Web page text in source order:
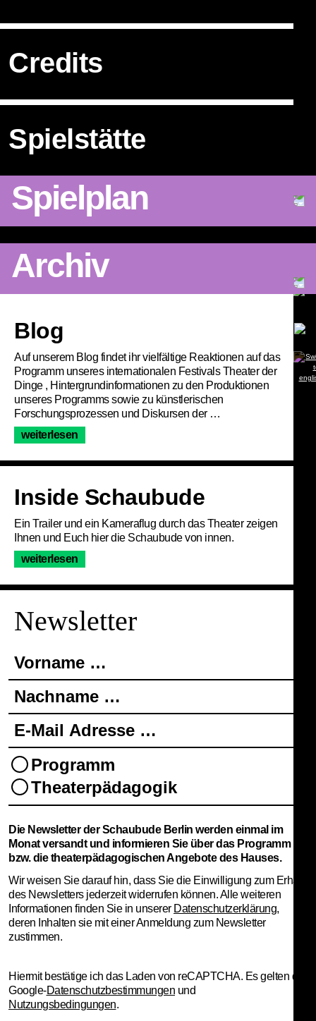
Programm
Service
Über uns
Newsletter
Vorname …
Nachname …
E-Mail Adresse …
Programm
Theaterpädagogik
Credits
Spielstätte
Spielplan
Archiv
Artikel
Blog
Auf unserem Blog findet ihr vielfältige Reaktionen auf das
Programm unseres internationalen Festivals Theater der
Dinge , Hintergrundinformationen zu den Produktionen
unseres Programms sowie zu künstlerischen
Forschungsprozessen und Diskursen der …
weiterlesen
Inside Schaubude
Ein Trailer und ein Kameraflug durch das Theater zeigen
Ihnen und Euch hier die Schaubude von innen.
weiterlesen
Für den Newsletter
Newsletter
Vorname …
Nachname …
E-Mail Adresse …
Programm
Theaterpädagogik
Die Newsletter der Schaubude Berlin werden einmal im
Monat versandt und informieren Sie über das Programm
bzw. die theaterpädagogischen Angebote des Hauses.
Wir weisen Sie darauf hin, dass Sie die Einwilligung zum Erhalt
des Newsletters jederzeit widerrufen können. Alle weiteren
Informationen finden Sie in unserer Datenschutzerklärung,
deren Inhalten sie mit einer Anmeldung zum Newsletter
zustimmen.
Hiermit bestätige ich das Laden von reCAPTCHA. Es gelten die
Google-Datenschutzbestimmungen und
Nutzungsbedingungen.